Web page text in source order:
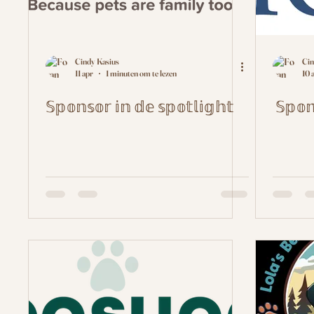
Cindy Kasius
11 apr
1 minuten om te lezen
𝕊𝕡𝕠𝕟𝕤𝕠𝕣 𝕚𝕟 𝕕𝕖 𝕤𝕡𝕠𝕥𝕝𝕚𝕘𝕙𝕥
10